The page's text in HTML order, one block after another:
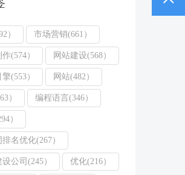
） 市场营销(661）
(574） 网站建设(568）
(553） 网站(482）
） 编程语言(346）
）
名优化(267）
公司(245） 优化(216）